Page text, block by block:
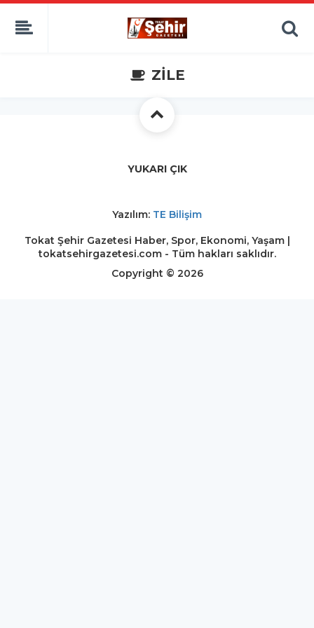
ZİLE
YUKARI ÇIK
Yazılım: TE Bilişim
Tokat Şehir Gazetesi Haber, Spor, Ekonomi, Yaşam |
tokatsehirgazetesi.com - Tüm hakları saklıdır.
Copyright © 2026